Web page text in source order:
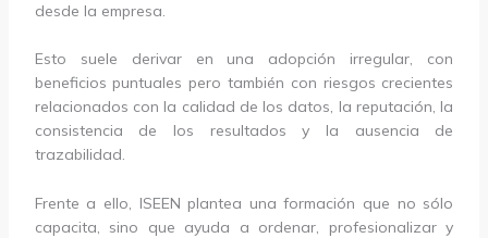
desde la empresa.
Esto suele derivar en una adopción irregular, con
beneficios puntuales pero también con riesgos crecientes
relacionados con la calidad de los datos, la reputación, la
consistencia de los resultados y la ausencia de
trazabilidad.
Frente a ello, ISEEN plantea una formación que no sólo
capacita, sino que ayuda a ordenar, profesionalizar y